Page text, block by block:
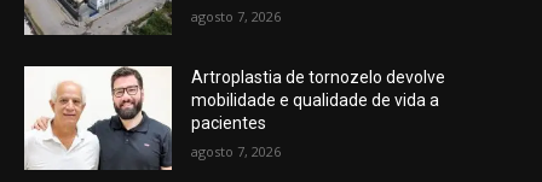
agosto 7, 2026
Artroplastia de tornozelo devolve
mobilidade e qualidade de vida a
pacientes
agosto 7, 2026